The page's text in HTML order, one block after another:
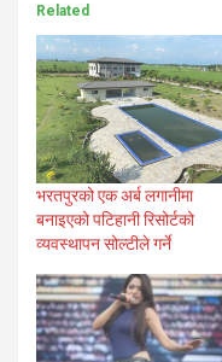
Related
भरतपुरको एक अर्ब लगानीमा
बनाइएको पटिहानी रिसोर्टको
व्यवस्थापन सोल्टीले गर्ने